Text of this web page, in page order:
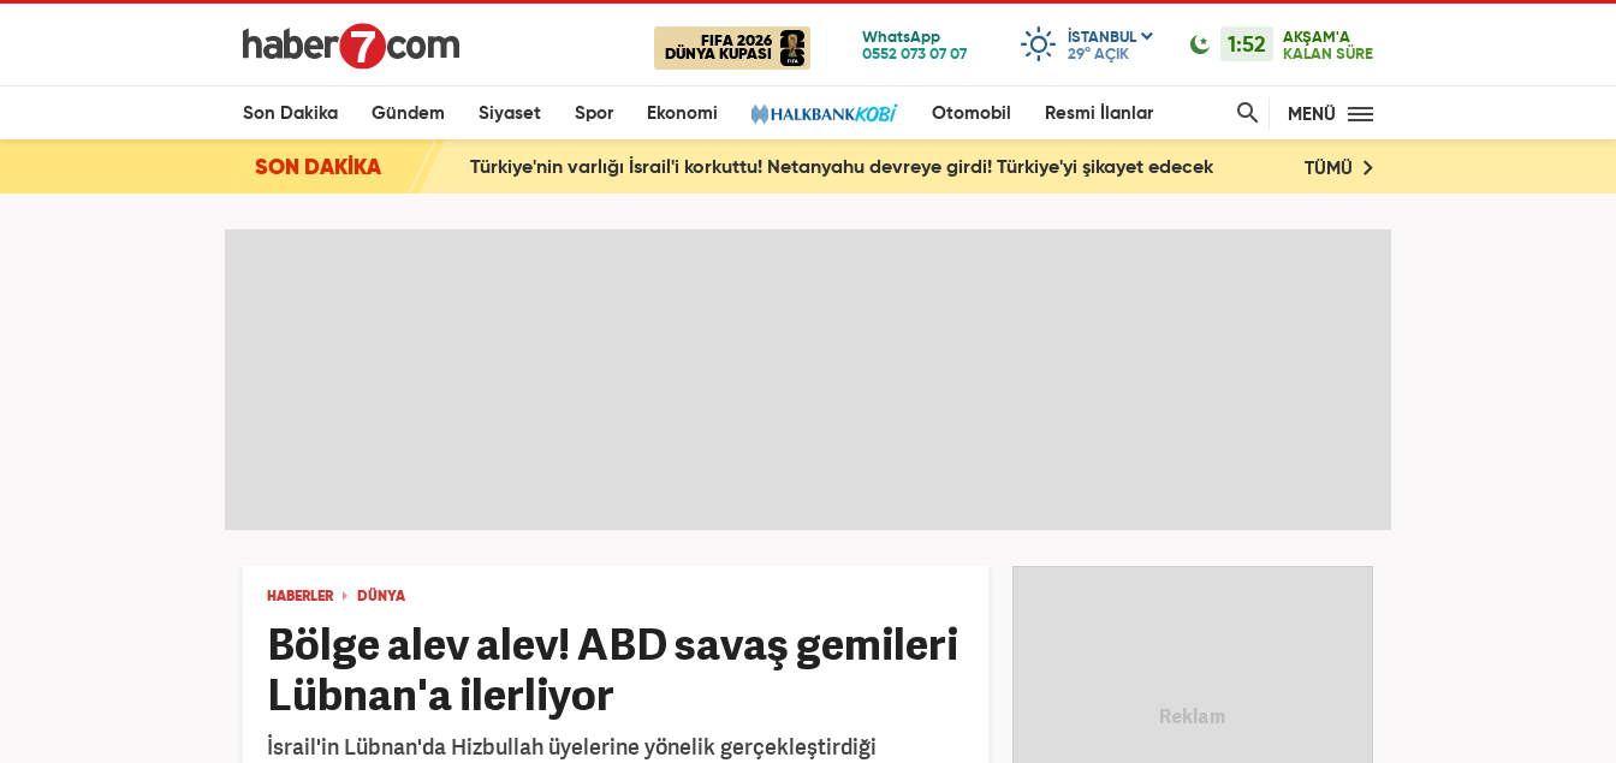
FIFA 2026
DÜNYA KUPASI
ISTANBUL
29° AÇIK 1:52
AKŞAM'A
KALAN SÜRE
Son Dakika Gündem Siyaset Spor Ekonomi Otomobil Resmi İlanlar MENÜ
SON DAKİKA Türkiye'nin varlığı İsrail'i korkuttu! Netanyahu devreye girdi! Türkiye'yi şikayet edecek TÜMÜ
HABERLER DÜNYA
Bölge alev alev! ABD savaş gemileri
Lübnan'a ilerliyor
İsrail'in Lübnan'da Hizbullah üyelerine yönelik gerçekleştirdiği